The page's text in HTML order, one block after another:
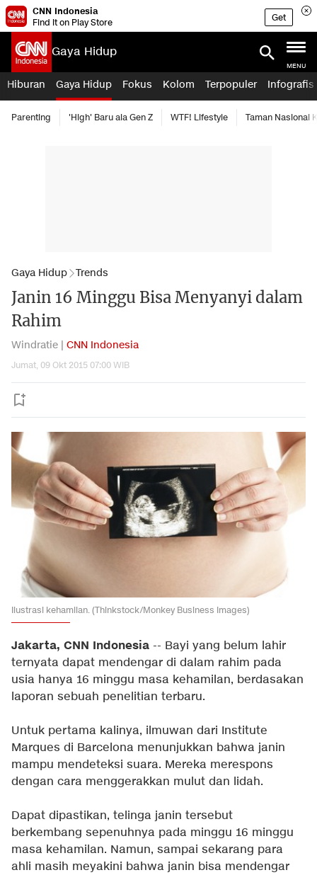
CNN Indonesia
Find it on Play Store
Get
Gaya Hidup
MENU
Hiburan Gaya Hidup Fokus Kolom Terpopuler Infografis
Parenting 'High' Baru ala Gen Z WTF! Lifestyle Taman Nasional
Gaya Hidup Trends
Janin 16 Minggu Bisa Menyanyi dalam
Rahim
Windratie | CNN Indonesia
Jumat, 09 Okt 2015 07:00 WIB
Ilustrasi kehamilan. (Thinkstock/Monkey Business Images)
Jakarta, CNN Indonesia -- Bayi yang belum lahir
ternyata dapat mendengar di dalam rahim pada
usia hanya 16 minggu masa kehamilan, berdasakan
laporan sebuah penelitian terbaru.
Untuk pertama kalinya, ilmuwan dari Institute
Marques di Barcelona menunjukkan bahwa janin
mampu mendeteksi suara. Mereka merespons
dengan cara menggerakkan mulut dan lidah.
Dapat dipastikan, telinga janin tersebut
berkembang sepenuhnya pada minggu 16 minggu
masa kehamilan. Namun, sampai sekarang para
ahli masih meyakini bahwa janin bisa mendengar